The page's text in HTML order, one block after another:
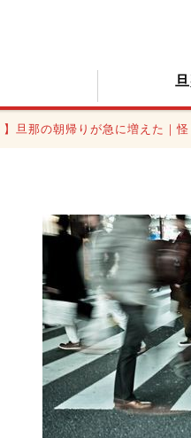
】旦那の朝帰りが急に増えた｜